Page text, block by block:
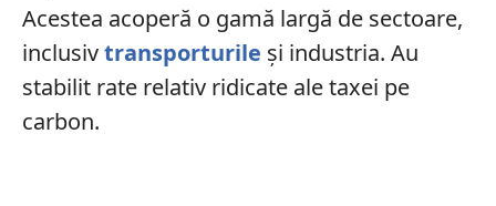
Acestea acoperă o gamă largă de sectoare,
inclusivtransporturile și industria. Au
stabilit rate relativ ridicate ale taxei pe
carbon.